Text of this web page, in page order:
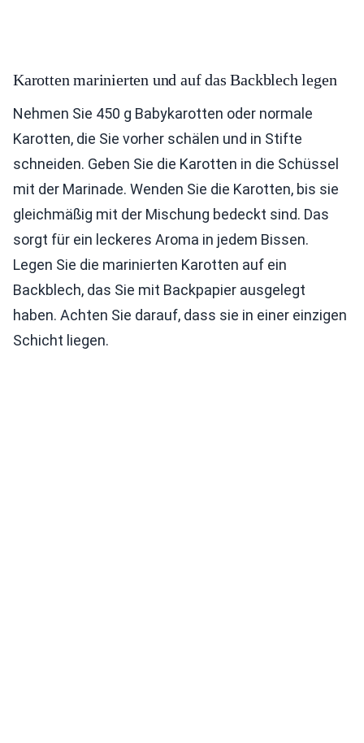
Karotten marinierten und auf das Backblech legen
Nehmen Sie 450 g Babykarotten oder normale
Karotten, die Sie vorher schälen und in Stifte
schneiden. Geben Sie die Karotten in die Schüssel
mit der Marinade. Wenden Sie die Karotten, bis sie
gleichmäßig mit der Mischung bedeckt sind. Das
sorgt für ein leckeres Aroma in jedem Bissen.
Legen Sie die marinierten Karotten auf ein
Backblech, das Sie mit Backpapier ausgelegt
haben. Achten Sie darauf, dass sie in einer einzigen
Schicht liegen.